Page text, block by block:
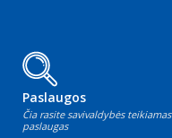
Paslaugos
Čia rasite savivaldybės teikiamas
paslaugas